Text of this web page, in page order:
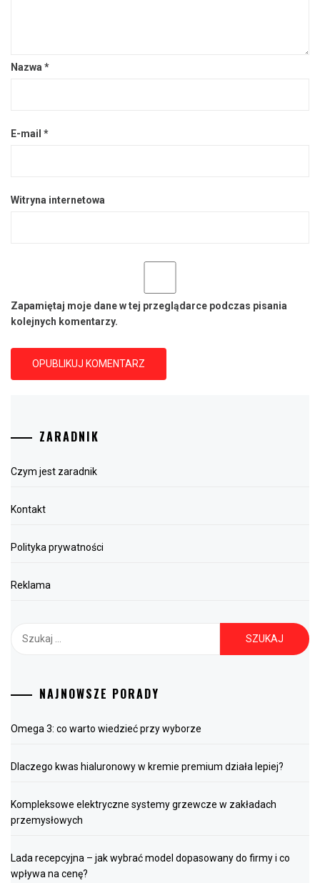
Nazwa *
E-mail *
Witryna internetowa
Zapamiętaj moje dane w tej przeglądarce podczas pisania
kolejnych komentarzy.
ZARADNIK
Czym jest zaradnik
Kontakt
Polityka prywatności
Reklama
NAJNOWSZE PORADY
Omega 3: co warto wiedzieć przy wyborze
Dlaczego kwas hialuronowy w kremie premium działa lepiej?
Kompleksowe elektryczne systemy grzewcze w zakładach
przemysłowych
Lada recepcyjna – jak wybrać model dopasowany do firmy i co
wpływa na cenę?